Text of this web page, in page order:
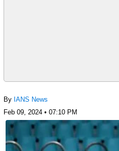
By IANS News
Feb 09, 2024 • 07:10 PM